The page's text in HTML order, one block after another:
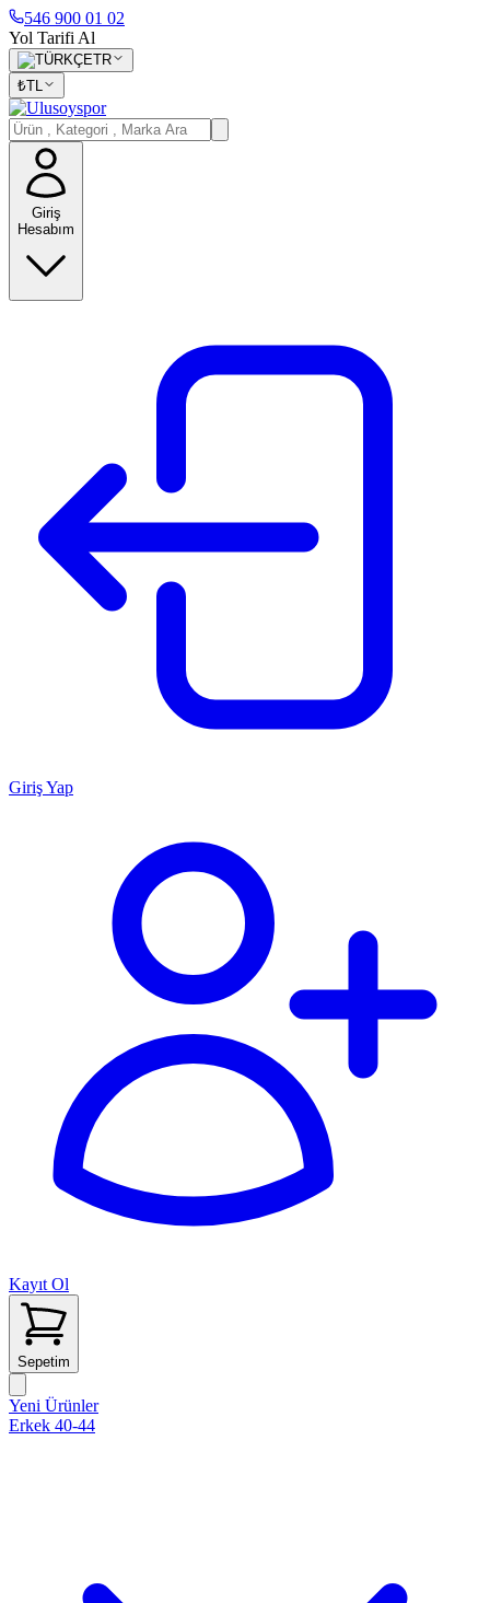
546 900 01 02
Yol Tarifi Al
TR
₺TL
Giriş
Hesabım
Giriş Yap
Kayıt Ol
Sepetim
Yeni Ürünler
Erkek 40-44